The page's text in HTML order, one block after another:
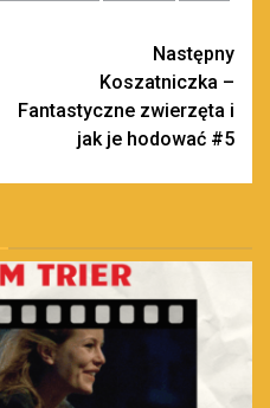
Następny
Koszatniczka –
Fantastyczne zwierzęta i
jak je hodować #5